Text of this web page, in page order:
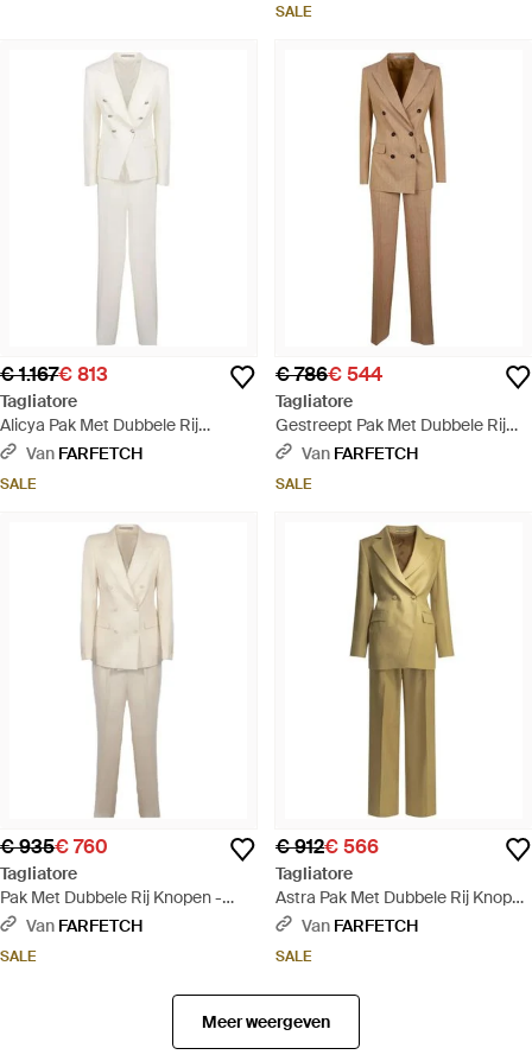
SALE
€ 1.167€ 813
Tagliatore
Alicya Pak Met Dubbele Rij
Knopen - Wit
Van FARFETCH
SALE
€ 786€ 544
Tagliatore
Gestreept Pak Met Dubbele Rij
Knopen - Naturel
Van FARFETCH
SALE
€ 935€ 760
Tagliatore
Pak Met Dubbele Rij Knopen -
Naturel
Van FARFETCH
SALE
€ 912€ 566
Tagliatore
Astra Pak Met Dubbele Rij Knopen
En Puntige Revers - Metallic
Van FARFETCH
SALE
Meer weergeven